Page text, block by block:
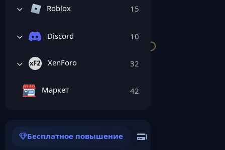
Roblox 15
Discord 10
XenForo 32
Маркет 42
Бесплатное повышение Как продать свой